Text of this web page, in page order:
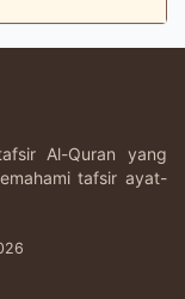
Al-Quran yang
tafsir ayat-